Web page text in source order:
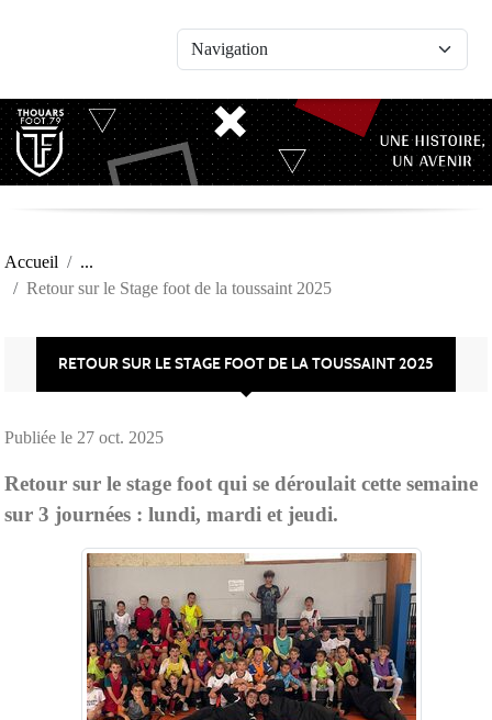
Accueil
Retour sur le Stage foot de la toussaint 2025
RETOUR SUR LE STAGE FOOT DE LA TOUSSAINT 2025
Publiée le 27 oct. 2025
Retour sur le stage foot qui se déroulait cette semaine
sur 3 journées : lundi, mardi et jeudi.